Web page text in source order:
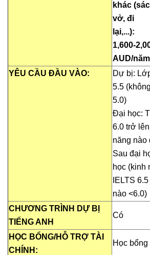
khác
vở, đi
lại,...):
1,600-2,
AUD/năm
YÊU CẦU ĐẦU VÀO:
Dự bị:
5.5
5.0)
Đại học:
6.0 trở
năng
Sau đại
học (kinh
IELTS
nào <6.0)
CHƯƠNG TRÌNH DỰ BỊ
TIẾNG ANH
Có
HỌC BỔNG/HỖ TRỢ TÀI
CHÍNH:
Học